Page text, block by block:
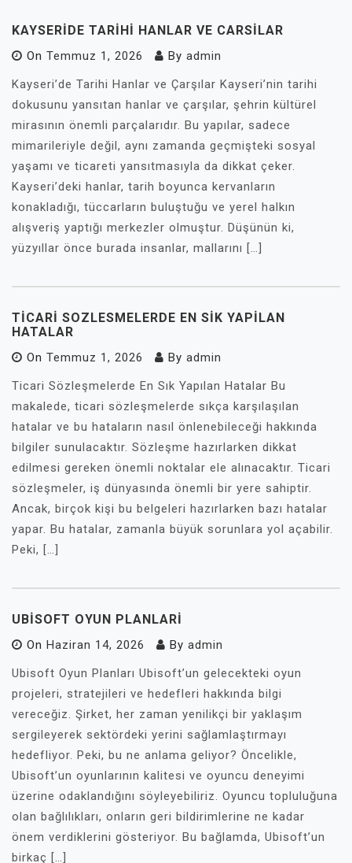
KAYSERIDE TARIHI HANLAR VE CARSILAR
On Temmuz 1, 2026 By admin
Kayseri’de Tarihi Hanlar ve Çarşılar Kayseri’nin tarihi
dokusunu yansıtan hanlar ve çarşılar, şehrin kültürel
mirasının önemli parçalarıdır. Bu yapılar, sadece
mimarileriyle değil, aynı zamanda geçmişteki sosyal
yaşamı ve ticareti yansıtmasıyla da dikkat çeker.
Kayseri’deki hanlar, tarih boyunca kervanların
konakladığı, tüccarların buluştuğu ve yerel halkın
alışveriş yaptığı merkezler olmuştur. Düşünün ki,
yüzyıllar önce burada insanlar, mallarını […]
TICARI SOZLESMELERDE EN SIK YAPILAN
HATALAR
On Temmuz 1, 2026 By admin
Ticari Sözleşmelerde En Sık Yapılan Hatalar Bu
makalede, ticari sözleşmelerde sıkça karşılaşılan
hatalar ve bu hataların nasıl önlenebileceği hakkında
bilgiler sunulacaktır. Sözleşme hazırlarken dikkat
edilmesi gereken önemli noktalar ele alınacaktır. Ticari
sözleşmeler, iş dünyasında önemli bir yere sahiptir.
Ancak, birçok kişi bu belgeleri hazırlarken bazı hatalar
yapar. Bu hatalar, zamanla büyük sorunlara yol açabilir.
Peki, […]
UBISOFT OYUN PLANLARI
On Haziran 14, 2026 By admin
Ubisoft Oyun Planları Ubisoft’un gelecekteki oyun
projeleri, stratejileri ve hedefleri hakkında bilgi
vereceğiz. Şirket, her zaman yenilikçi bir yaklaşım
sergileyerek sektördeki yerini sağlamlaştırmayı
hedefliyor. Peki, bu ne anlama geliyor? Öncelikle,
Ubisoft’un oyunlarının kalitesi ve oyuncu deneyimi
üzerine odaklandığını söyleyebiliriz. Oyuncu topluluğuna
olan bağlılıkları, onların geri bildirimlerine ne kadar
önem verdiklerini gösteriyor. Bu bağlamda, Ubisoft’un
birkaç […]